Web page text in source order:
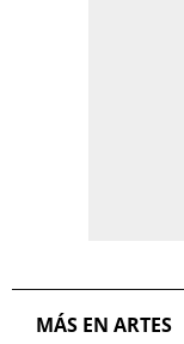
MÁS EN ARTES